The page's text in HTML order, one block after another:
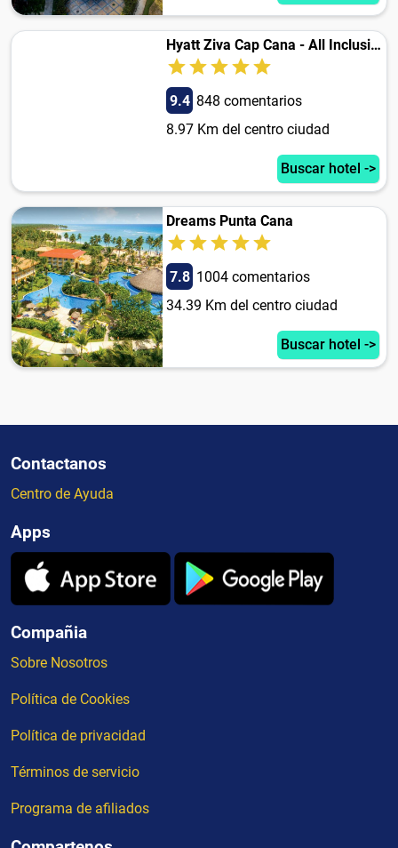
Hyatt Ziva Cap Cana - All Inclusive
9.4 848 comentarios
8.97 Km del centro ciudad
Buscar hotel ->
Dreams Punta Cana
7.8 1004 comentarios
34.39 Km del centro ciudad
Buscar hotel ->
Contactanos
Centro de Ayuda
Apps
Compañia
Sobre Nosotros
Política de Cookies
Política de privacidad
Términos de servicio
Programa de afiliados